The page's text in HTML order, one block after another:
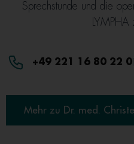
Sprechstunde und die
LYMPHA
+49 221 16 80 22 0
Mehr zu Dr. med. Christel